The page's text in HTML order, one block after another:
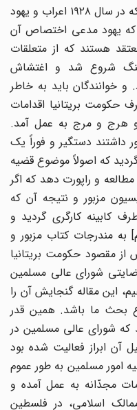
زیر بار تسلط و نفوذ آنها نرفته تا آن که در سال ۱۹۲۸ اعراب و یهود
یهود مدعی اختصاص آن
هستند که از متعلقات
شروع شد و اغتشاش
باید به خاطر
بریتانیا اقدامات
هرج و مرج به عمل آمد.
دستگیر و فوراً یک
که اصولاً موضوع قضیه
و راپورت دهد که اگر
مزبور و نتیجه آن که
کابینه کارگری گردید و
مندرجات کتاب مزبور و
مقصود حکومت بریتانیا
شورای عالی مسلمین
این مقاله گنجایش آن را
ما باشد. همین قدر
شورای عالی مسلمین در
برای تشکیل آن ابراز فعالیت شده بود
امور مسلمین به طور عموم
مجدّانه به عمل آمده و
اسلامی، در فلسطین